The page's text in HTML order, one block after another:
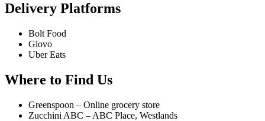
Delivery Platforms
Bolt Food
Glovo
Uber Eats
Where to Find Us
Greenspoon – Online grocery store
Zucchini ABC – ABC Place, Westlands